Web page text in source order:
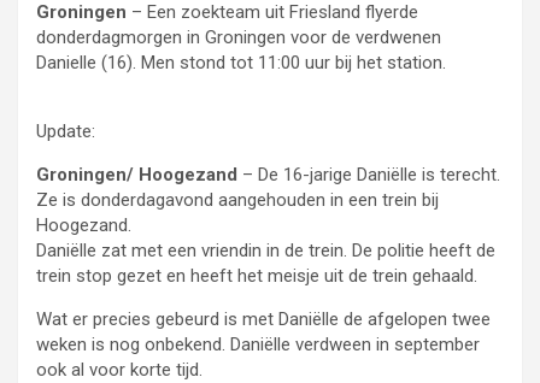
Groningen – Een zoekteam uit Friesland flyerde
donderdagmorgen in Groningen voor de verdwenen
Danielle (16). Men stond tot 11:00 uur bij het station.
Update:
Groningen/ Hoogezand – De 16-jarige Daniëlle is terecht.
Ze is donderdagavond aangehouden in een trein bij
Hoogezand.
Daniëlle zat met een vriendin in de trein. De politie heeft de
trein stop gezet en heeft het meisje uit de trein gehaald.
Wat er precies gebeurd is met Daniëlle de afgelopen twee
weken is nog onbekend. Daniëlle verdween in september
ook al voor korte tijd.